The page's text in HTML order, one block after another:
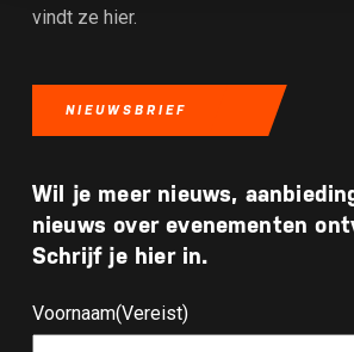
vindt ze hier.
NIEUWSBRIEF
Wil je meer nieuws,
nieuws over evenementen
Schrijf je hier in.
Voornaam(Vereist)